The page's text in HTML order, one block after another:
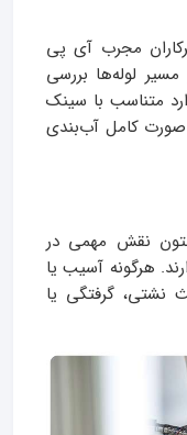
مجرب آی پی
لوله‌ها بررسی
متناسب با سینک
کامل آب‌بندی
نقش مهمی در
هرگونه آسیب یا
گرفتگی یا